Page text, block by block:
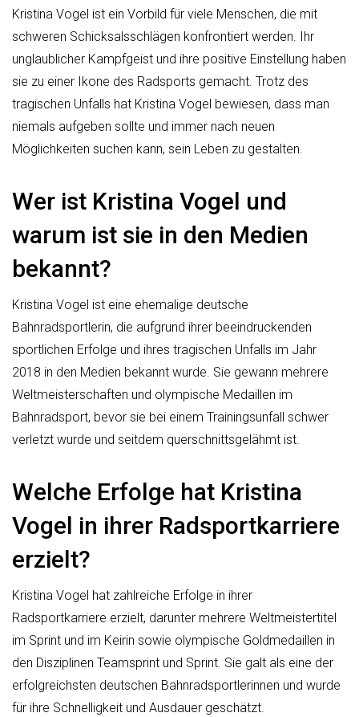
Kristina Vogel ist ein Vorbild für viele Menschen, die mit
schweren Schicksalsschlägen konfrontiert werden. Ihr
unglaublicher Kampfgeist und ihre positive Einstellung haben
sie zu einer Ikone des Radsports gemacht. Trotz des
tragischen Unfalls hat Kristina Vogel bewiesen, dass man
niemals aufgeben sollte und immer nach neuen
Möglichkeiten suchen kann, sein Leben zu gestalten.
Wer ist Kristina Vogel und
warum ist sie in den Medien
bekannt?
Kristina Vogel ist eine ehemalige deutsche
Bahnradsportlerin, die aufgrund ihrer beeindruckenden
sportlichen Erfolge und ihres tragischen Unfalls im Jahr
2018 in den Medien bekannt wurde. Sie gewann mehrere
Weltmeisterschaften und olympische Medaillen im
Bahnradsport, bevor sie bei einem Trainingsunfall schwer
verletzt wurde und seitdem querschnittsgelähmt ist.
Welche Erfolge hat Kristina
Vogel in ihrer Radsportkarriere
erzielt?
Kristina Vogel hat zahlreiche Erfolge in ihrer
Radsportkarriere erzielt, darunter mehrere Weltmeistertitel
im Sprint und im Keirin sowie olympische Goldmedaillen in
den Disziplinen Teamsprint und Sprint. Sie galt als eine der
erfolgreichsten deutschen Bahnradsportlerinnen und wurde
für ihre Schnelligkeit und Ausdauer geschätzt.